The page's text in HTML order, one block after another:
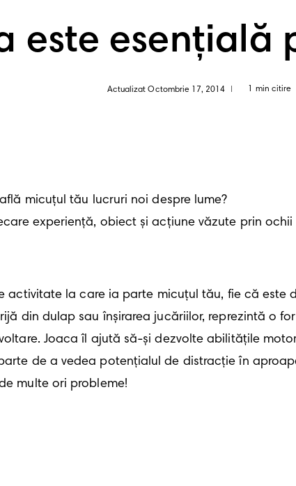
este esențială
Actualizat Octombrie 17, 2014 1 min citire
micuțul tău lucruri noi despre lume?
experiență, obiect și acțiune văzute prin
activitate la care ia parte micuțul tău, fie că este
din dulap sau înșirarea jucăriilor, reprezintă o
Joaca îl ajută să-și dezvolte abilitățile
de a vedea potențialul de distracție în
multe ori probleme!